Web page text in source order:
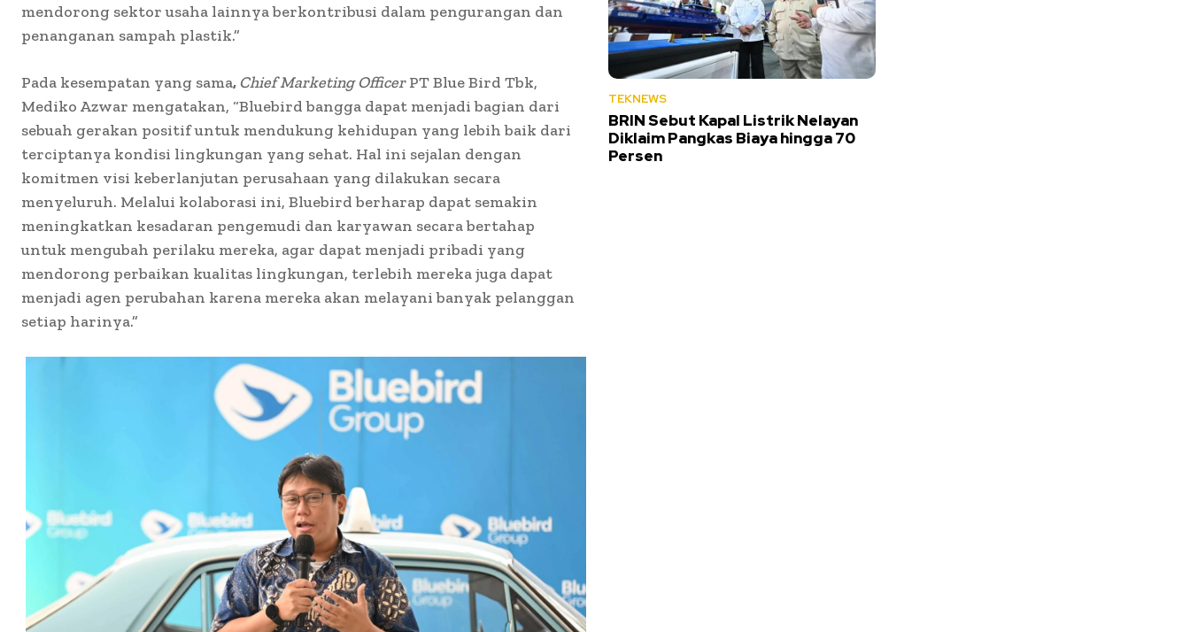
mendorong sektor usaha lainnya berkontribusi dalam pengurangan dan
penanganan sampah plastik.”
Pada kesempatan yang sama, Chief Marketing OfficerPT Blue Bird Tbk,
Mediko Azwar mengatakan, “Bluebird bangga dapat menjadi bagian dari
sebuah gerakan positif untuk mendukung kehidupan yang lebih baik dari
terciptanya kondisi lingkungan yang sehat. Hal ini sejalan dengan
komitmen visi keberlanjutan perusahaan yang dilakukan secara
menyeluruh. Melalui kolaborasi ini, Bluebird berharap dapat semakin
meningkatkan kesadaran pengemudi dan karyawan secara bertahap
untuk mengubah perilaku mereka, agar dapat menjadi pribadi yang
mendorong perbaikan kualitas lingkungan, terlebih mereka juga dapat
menjadi agen perubahan karena mereka akan melayani banyak pelanggan
setiap harinya.”
TEKNEWS
BRIN Sebut Kapal Listrik Nelayan
Diklaim Pangkas Biaya hingga 70
Persen